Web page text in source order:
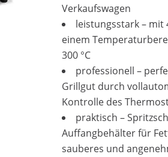
Verkaufswagen
leistungsstark – mit
einem
300 °C
professionell –
Grillgut durch
Kontrolle des
praktisch –
Auffangbehälter für
sauberes und